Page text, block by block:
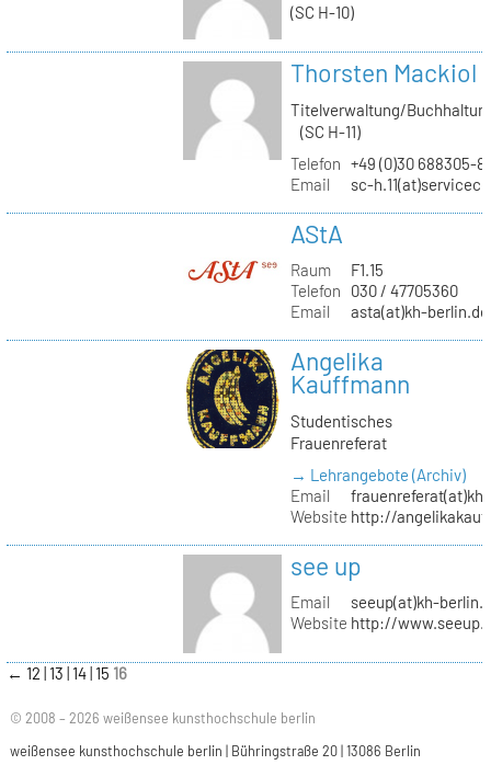
(SC H-10)
Thorsten Mackiol
Titelverwaltung/
(SC H-11)
Telefon +49 (0)30 688305-
Email
sc-
AStA
Raum
F1.15
Telefon
030 / 47705360
Email
asta(at)kh-berlin.de
Angelika
Kauffmann
Studentisches
Frauenreferat
→ Lehrangebote (Archiv)
Email
Website http://
see up
Email
seeup(at)kh-
Website http://
← 12 13 14 15 16
© 2008 – 2026 weißensee kunsthochschule berlin
weißensee kunsthochschule berlin | Bühringstraße 20 | 13086 Berlin